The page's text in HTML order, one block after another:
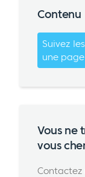
Contenu
Suivez
une
Vous ne
vous